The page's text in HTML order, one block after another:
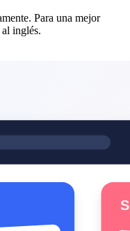
Para una mejor
inglés.